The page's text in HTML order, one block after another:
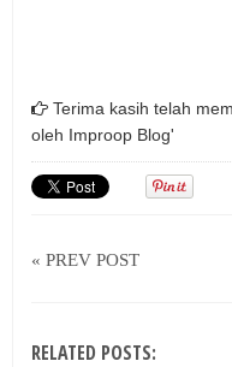
Terima kasih telah
oleh Improop Blog'
« PREV POST
RELATED POSTS: